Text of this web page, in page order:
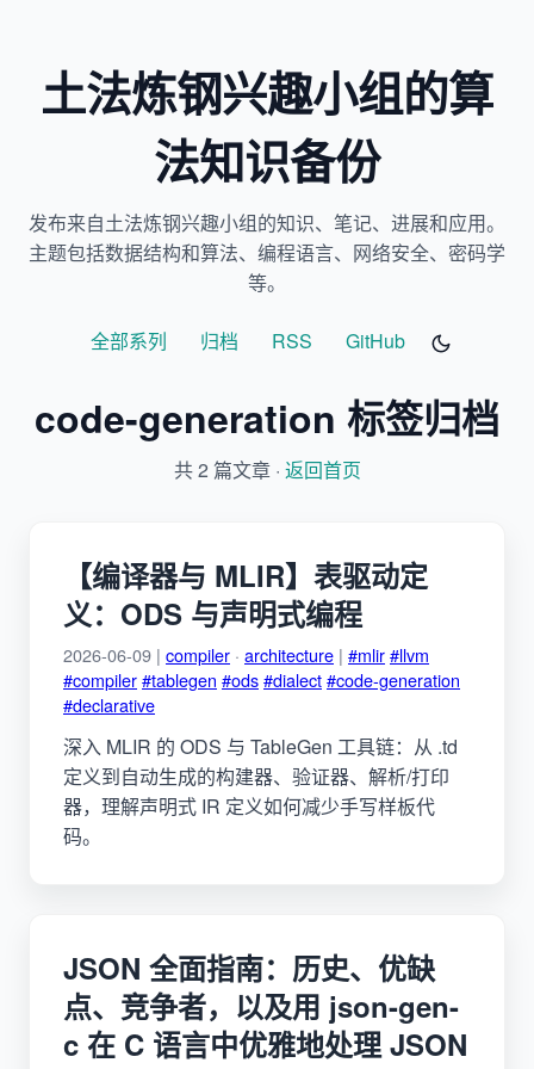
土法炼钢兴趣小组的算
法知识备份
发布来自土法炼钢兴趣小组的知识、笔记、进展和应用。
主题包括数据结构和算法、编程语言、网络安全、密码学
等。
全部系列 归档 RSS GitHub
code-generation 标签归档
共 2 篇文章 · 返回首页
【编译器与 MLIR】表驱动定
义：ODS 与声明式编程
2026-06-09 | compiler · architecture | #mlir#llvm
#compiler#tablegen #ods#dialect#code-generation
#declarative
深入 MLIR 的 ODS 与 TableGen 工具链：从 .td
定义到自动生成的构建器、验证器、解析/打印
器，理解声明式 IR 定义如何减少手写样板代
码。
JSON 全面指南：历史、优缺
点、竞争者，以及用 json-gen-
c 在 C 语言中优雅地处理 JSON